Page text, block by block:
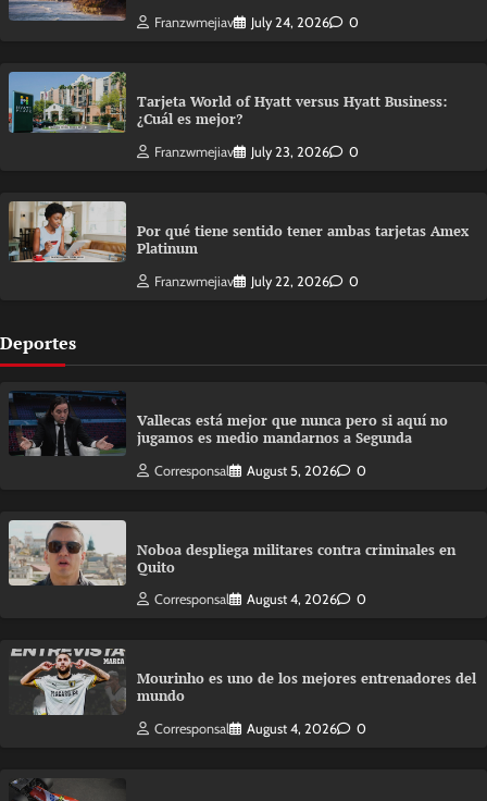
Franzwmejiav July 24, 2026 0
Tarjeta World of Hyatt versus Hyatt Business:
¿Cuál es mejor?
Franzwmejiav July 23, 2026 0
Por qué tiene sentido tener ambas tarjetas Amex
Platinum
Franzwmejiav July 22, 2026 0
Deportes
Vallecas está mejor que nunca pero si aquí no
jugamos es medio mandarnos a Segunda
Corresponsal August 5, 2026 0
Noboa despliega militares contra criminales en
Quito
Corresponsal August 4, 2026 0
Mourinho es uno de los mejores entrenadores del
mundo
Corresponsal August 4, 2026 0